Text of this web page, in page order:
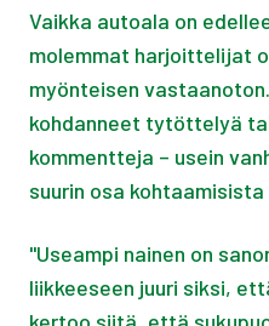
Vaikka autoala on
molemmat harjoittelijat
myönteisen
kohdanneet tytöttelyä
kommentteja – usein
suurin osa
"Useampi nainen on
liikkeeseen juuri siksi,